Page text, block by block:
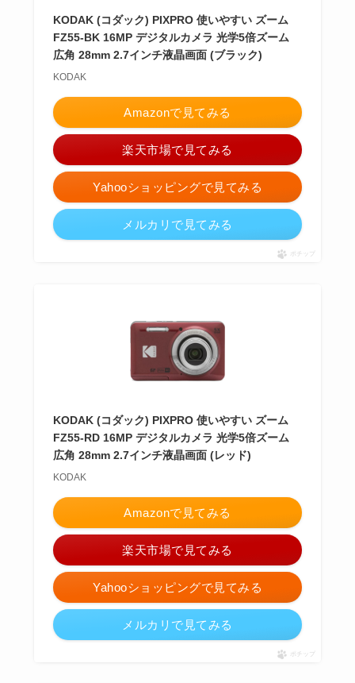
KODAK (コダック) PIXPRO 使いやすい ズーム
FZ55-BK 16MP デジタルカメラ 光学5倍ズーム
広角 28mm 2.7インチ液晶画面 (ブラック)
KODAK
Amazonで見てみる
楽天市場で見てみる
Yahooショッピングで見てみる
メルカリで見てみる
ポチップ
KODAK (コダック) PIXPRO 使いやすい ズーム
FZ55-RD 16MP デジタルカメラ 光学5倍ズーム
広角 28mm 2.7インチ液晶画面 (レッド)
KODAK
Amazonで見てみる
楽天市場で見てみる
Yahooショッピングで見てみる
メルカリで見てみる
ポチップ